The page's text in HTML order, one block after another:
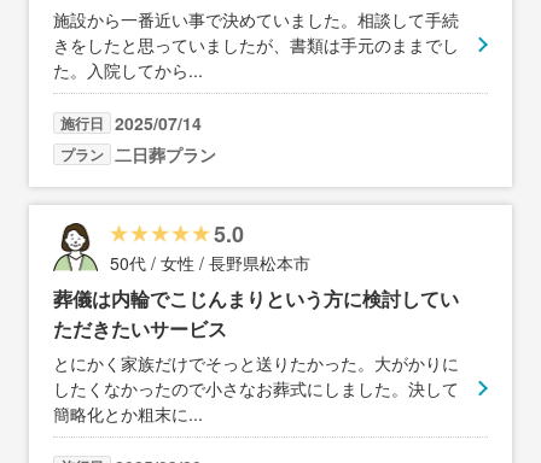
施設から一番近い事で決めていました。相談して手続
きをしたと思っていましたが、書類は手元のままでし
た。入院してから...
施行日 2025/07/14
プラン 二日葬プラン
5.0
50代 / 女性 / 長野県松本市
葬儀は内輪でこじんまりという方に検討してい
ただきたいサービス
とにかく家族だけでそっと送りたかった。大がかりに
したくなかったので小さなお葬式にしました。決して
簡略化とか粗末に...